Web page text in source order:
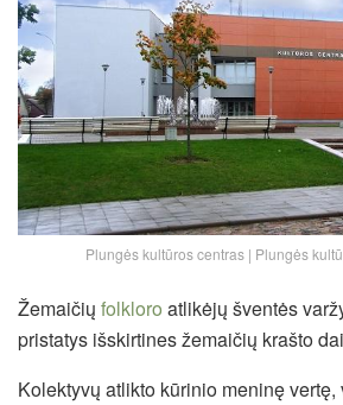
Plungės kultūros centras | Plungės
Žemaičių folkloro atlikėjų šventės
pristatys išskirtines žemaičių krašto
Kolektyvų atlikto kūrinio meninę